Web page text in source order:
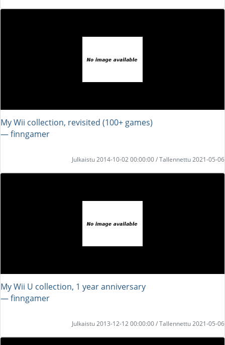
My Wii collection, revisited (100+ games)
― finngamer
Julkaistu 2014-10-02 00:00:00 / Tallennettu 2021-05-06
My Wii U collection, 1 year anniversary
― finngamer
Julkaistu 2013-12-12 00:00:00 / Tallennettu 2021-05-06